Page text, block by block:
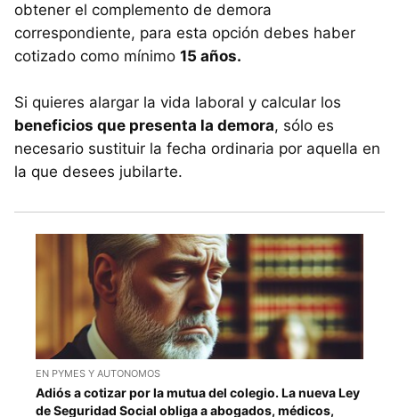
obtener el complemento de demora
correspondiente, para esta opción debes haber
cotizado como mínimo 15 años.
Si quieres alargar la vida laboral y calcular los
beneficios que presenta la demora, sólo es
necesario sustituir la fecha ordinaria por aquella en
la que desees jubilarte.
EN PYMES Y AUTONOMOS
Adiós a cotizar por la mutua del colegio. La nueva Ley
de Seguridad Social obliga a abogados, médicos,